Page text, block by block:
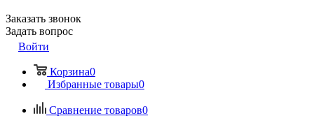
Заказать звонок
Задать вопрос
Войти
Корзина0
Избранные товары0
Сравнение товаров0